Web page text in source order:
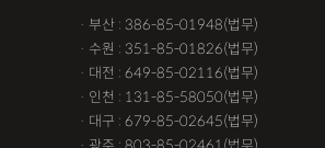
· 부산 : 386-85-01948(법무)
· 수원 : 351-85-01826(법무)
· 대전 : 649-85-02116(법무)
· 인천 : 131-85-58050(법무)
· 대구 : 679-85-02645(법무)